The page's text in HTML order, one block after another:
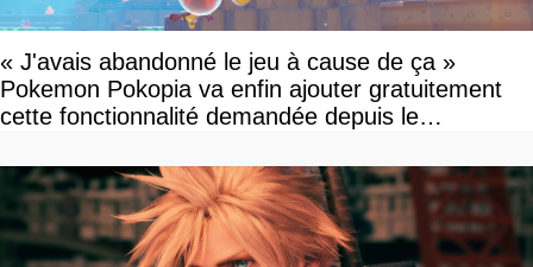
« J'avais abandonné le jeu à cause de ça »
Pokemon Pokopia va enfin ajouter gratuitement
cette fonctionnalité demandée depuis le